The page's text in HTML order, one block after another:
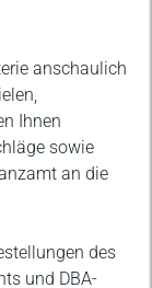
anschaulich
Ihnen
sowie
an die
des
und DBA-